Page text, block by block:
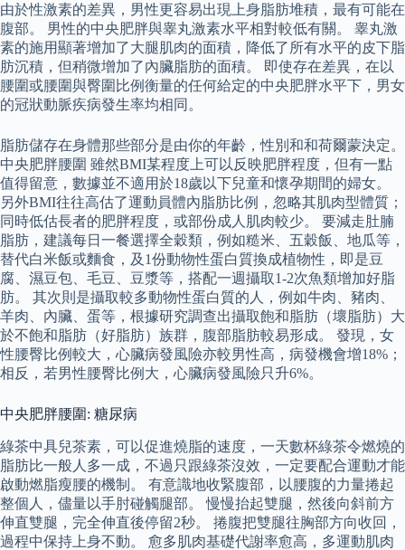
由於性激素的差異，男性更容易出現上身脂肪堆積，最有可能在
腹部。 男性的中央肥胖與睾丸激素水平相對較低有關。 睾丸激
素的施用顯著增加了大腿肌肉的面積，降低了所有水平的皮下脂
肪沉積，但稍微增加了內臟脂肪的面積。 即使存在差異，在以
腰圍或腰圍與臀圍比例衡量的任何給定的中央肥胖水平下，男女
的冠狀動脈疾病發生率均相同。
脂肪儲存在身體那些部分是由你的年齡，性別和和荷爾蒙決定。
中央肥胖腰圍 雖然BMI某程度上可以反映肥胖程度，但有一點
值得留意，數據並不適用於18歲以下兒童和懷孕期間的婦女。
另外BMI往往高估了運動員體內脂肪比例，忽略其肌肉型體質；
同時低估長者的肥胖程度，或部份成人肌肉較少。 要減走肚腩
脂肪，建議每日一餐選擇全穀類，例如糙米、五穀飯、地瓜等，
替代白米飯或麵食，及1份動物性蛋白質換成植物性，即是豆
腐、濕豆包、毛豆、豆漿等，搭配一週攝取1-2次魚類增加好脂
肪。 其次則是攝取較多動物性蛋白質的人，例如牛肉、豬肉、
羊肉、內臟、蛋等，根據研究調查出攝取飽和脂肪（壞脂肪）大
於不飽和脂肪（好脂肪）族群，腹部脂肪較易形成。 發現，女
性腰臀比例較大，心臟病發風險亦較男性高，病發機會增18%；
相反，若男性腰臀比例大，心臟病發風險只升6%。
中央肥胖腰圍: 糖尿病
綠茶中具兒茶素，可以促進燒脂的速度，一天數杯綠茶令燃燒的
脂肪比一般人多一成，不過只跟綠茶沒效，一定要配合運動才能
啟動燃脂瘦腰的機制。 有意識地收緊腹部，以腰腹的力量捲起
整個人，儘量以手肘碰觸腿部。 慢慢抬起雙腿，然後向斜前方
伸直雙腿，完全伸直後停留2秒。 捲腹把雙腿往胸部方向收回，
過程中保持上身不動。 愈多肌肉基礎代謝率愈高，多運動肌肉